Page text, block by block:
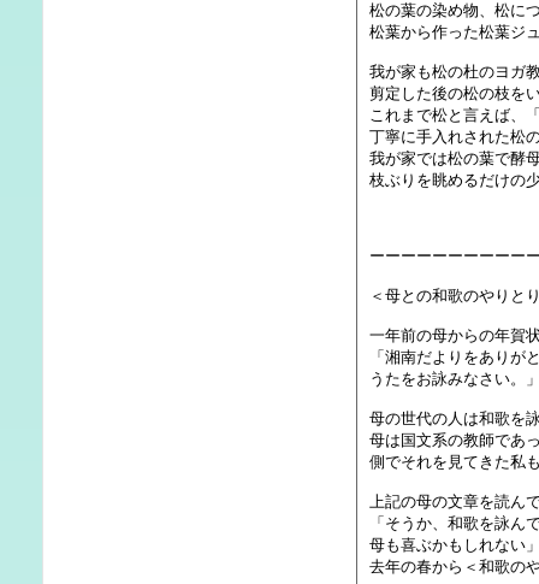
松の葉の染め物、松に
松葉から作った松葉ジ
我が家も松の杜のヨガ
剪定した後の松の枝を
これまで松と言えば、
丁寧に手入れされた松
我が家では松の葉で酵
枝ぶりを眺めるだけの
ーーーーーーーーーー
＜母との和歌のや
一年前の母からの年賀
「湘南だよりをありが
うたをお詠みなさい。
母の世代の人は和歌を
母は国文系の教師であ
側でそれを見てきた私
上記の母の文章を読ん
「そうか、和歌を詠ん
母も喜ぶかもしれない
去年の春から＜和歌の